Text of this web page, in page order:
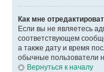
Как мне
Если вы не являетесь
соответствующем
а также дату и время
обычные пользователи
Вернуться к началу